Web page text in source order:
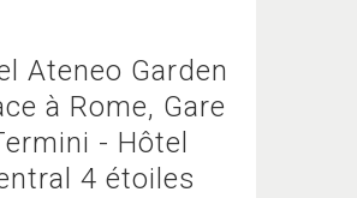
Ateneo Garden
à Rome, Gare
- Hôtel
4 étoiles